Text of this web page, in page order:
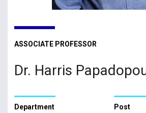
ASSOCIATE PROFESSOR
Dr. Harris
Department
Post